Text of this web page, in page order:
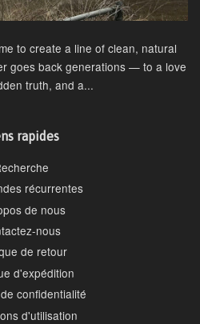
to create a line of clean, natural
goes back generations — to a love
truth, and a...
rapides
récurrentes
de nous
nous
de retour
d'expédition
confidentialité
d'utilisation